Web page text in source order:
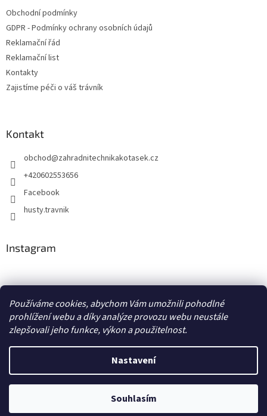
Používáme cookies, abychom Vám umožnili pohodlné
prohlížení webu a díky analýze provozu webu neustále
zlepšovali jeho funkce, výkon a použitelnost.
Nastavení
Souhlasím
Obchodní podmínky
GDPR - Podmínky ochrany osobních údajů
Reklamační řád
Reklamační list
Kontakty
Zajistíme péči o váš trávník
Kontakt
obchod@zahradnitechnikakotasek.cz
+420602553656
Facebook
husty.travnik
Instagram
Copyright 2026Zahradní technika Kotásek. Všechna práva
Upravit nastavení cookies